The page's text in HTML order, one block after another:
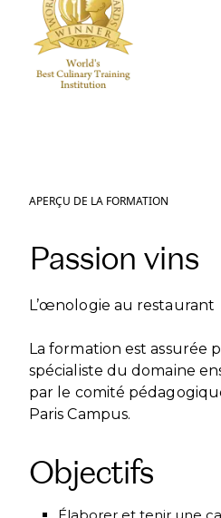
APERÇU DE LA FORMATION
Passion vins
L’œnologie au restaurant
La formation est assurée
spécialiste du domaine
par le comité
Paris Campus.
Objectifs